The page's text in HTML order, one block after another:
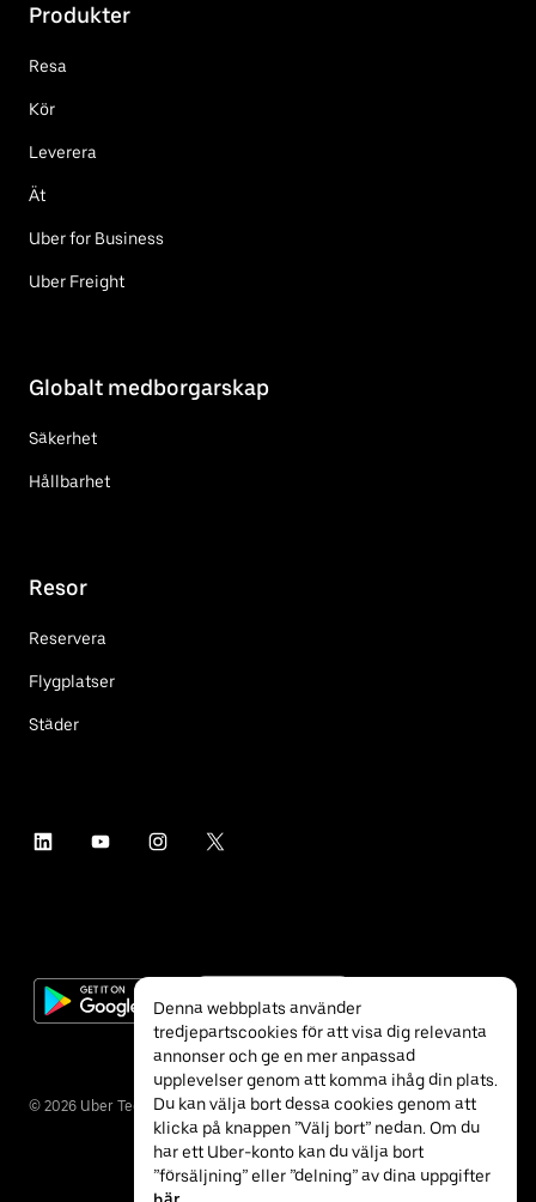
Produkter
Resa
Kör
Leverera
Ät
Uber for Business
Uber Freight
Globalt medborgarskap
Säkerhet
Hållbarhet
Resor
Reservera
Flygplatser
Städer
© 2026 Uber Technologies Inc.
Denna webbplats använder
tredjepartscookies för att visa dig relevanta
annonser och ge en mer anpassad
upplevelser genom att komma ihåg din plats.
Du kan välja bort dessa cookies genom att
klicka på knappen ”Välj bort” nedan. Om du
har ett Uber-konto kan du välja bort
”försäljning” eller ”delning” av dina uppgifter